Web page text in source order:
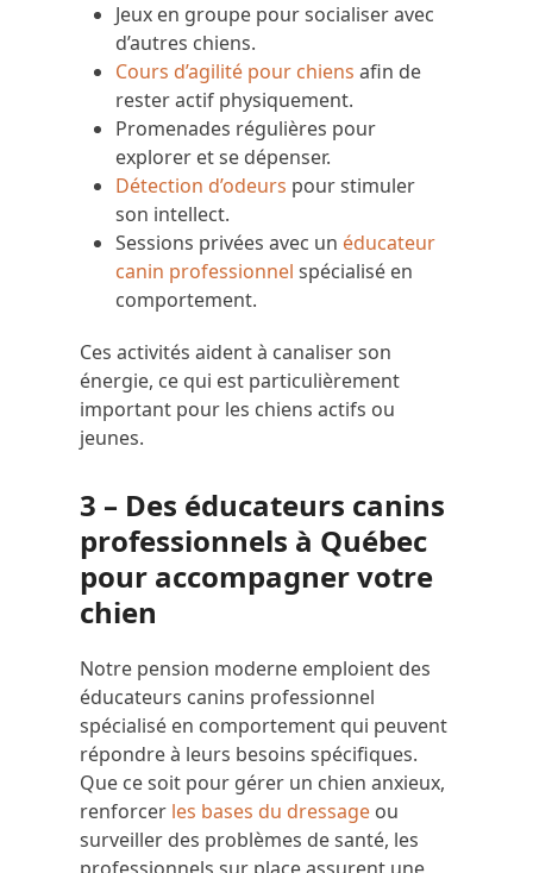
Jeux en groupe pour socialiser avec
d’autres chiens.
Cours d’agilité pour chiens afin de
rester actif physiquement.
Promenades régulières pour
explorer et se dépenser.
Détection d’odeurs pour stimuler
son intellect.
Sessions privées avec un éducateur
canin professionnel spécialisé en
comportement.
Ces activités aident à canaliser son
énergie, ce qui est particulièrement
important pour les chiens actifs ou
jeunes.
3 – Des éducateurs canins
professionnels à Québec
pour accompagner votre
chien
Notre pension moderne emploient des
éducateurs canins professionnel
spécialisé en comportement qui peuvent
répondre à leurs besoins spécifiques.
Que ce soit pour gérer un chien anxieux,
renforcer les bases du dressage ou
surveiller des problèmes de santé, les